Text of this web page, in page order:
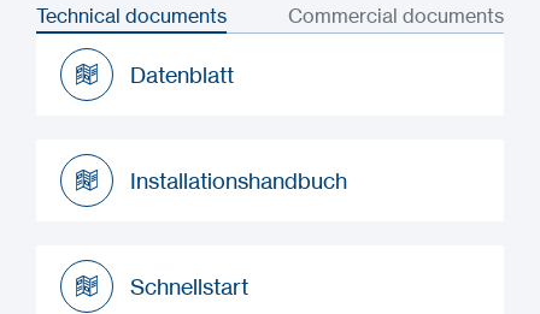
Technical documents Commercial documents
Datenblatt
Installationshandbuch
Schnellstart